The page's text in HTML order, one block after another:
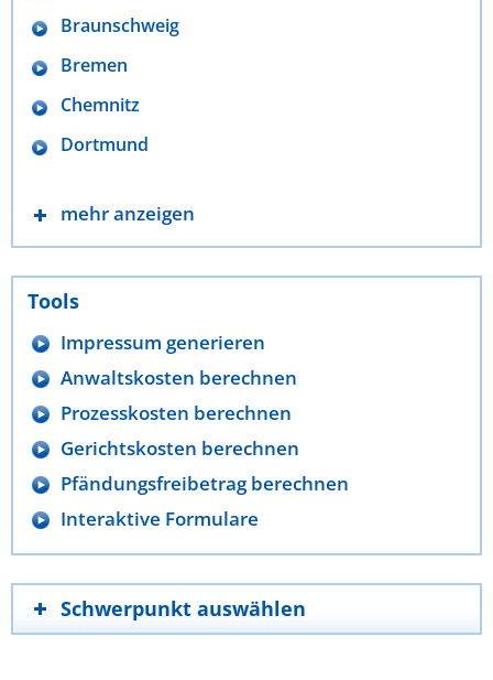
Braunschweig
Bremen
Chemnitz
Dortmund
mehr anzeigen
Tools
Impressum generieren
Anwaltskosten berechnen
Prozesskosten berechnen
Gerichtskosten berechnen
Pfändungsfreibetrag berechnen
Interaktive Formulare
Schwerpunkt auswählen